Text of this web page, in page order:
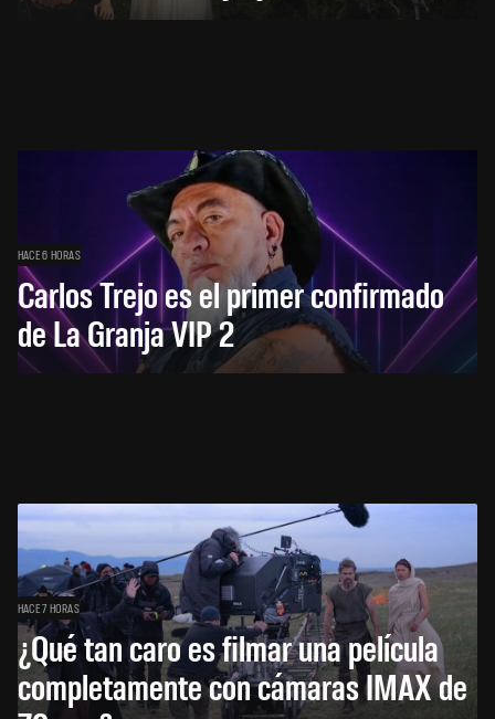
HACE 6 HORAS
Carlos Trejo es el primer confirmado
de La Granja VIP 2
HACE 7 HORAS
¿Qué tan caro es filmar una película
completamente con cámaras IMAX de